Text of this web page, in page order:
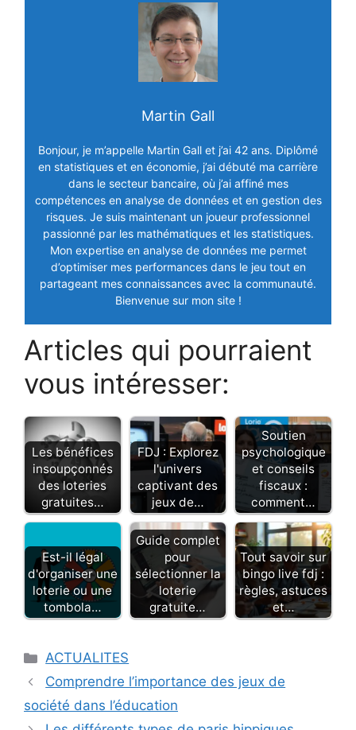
Martin Gall
Bonjour, je m’appelle Martin Gall et j’ai 42 ans. Diplômé
en statistiques et en économie, j’ai débuté ma carrière
dans le secteur bancaire, où j’ai affiné mes
compétences en analyse de données et en gestion des
risques. Je suis maintenant un joueur professionnel
passionné par les mathématiques et les statistiques.
Mon expertise en analyse de données me permet
d’optimiser mes performances dans le jeu tout en
partageant mes connaissances avec la communauté.
Bienvenue sur mon site !
Articles qui pourraient
vous intéresser:
Les bénéfices
insoupçonnés
des loteries
gratuites…
FDJ : Explorez
l'univers
captivant des
jeux de…
Soutien
psychologique
et conseils
fiscaux :
comment…
Est-il légal
d'organiser une
loterie ou une
tombola…
Guide complet
pour
sélectionner la
loterie
gratuite…
Tout savoir sur
bingo live fdj :
règles, astuces
et…
Catégories
ACTUALITES
Comprendre l’importance des jeux de
société dans l’éducation